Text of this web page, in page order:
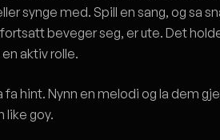
synge med. Spill en sang, og sa
beveger seg, er ute. Det
aktiv rolle.
fa hint. Nynn en melodi og la dem
like goy.